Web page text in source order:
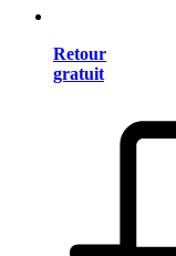
Retour
gratuit